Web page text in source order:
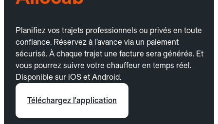
Planifiez vos trajets professionnels ou privés en toute
confiance. Réservez à l’avance via un paiement
sécurisé. À chaque trajet une facture sera générée. Et
vous pourrez suivre votre chauffeur en temps réel.
Disponible sur iOS et Android.
Téléchargez l'application